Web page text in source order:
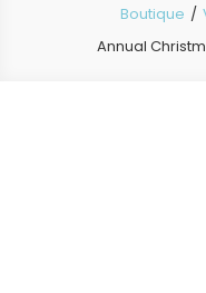
Boutique
Annual